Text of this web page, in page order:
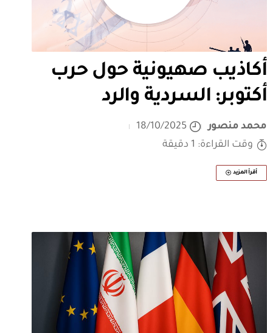
أكاذيب صهيونية حول حرب
أكتوبر: السردية والرد
محمد منصور
18/10/2025
وقت القراءة: 1 دقيقة
أقرأ المزيد